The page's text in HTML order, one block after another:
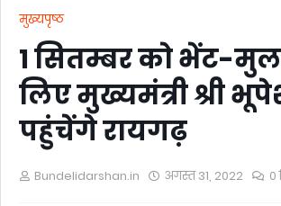
मुख्यपृष्ठ
1 सितम्बर को भेंट-
लिए मुख्यमंत्री श्री
पहुंचेंगे रायगढ़
Bundelidarshan.in अगस्त 31, 2022 0